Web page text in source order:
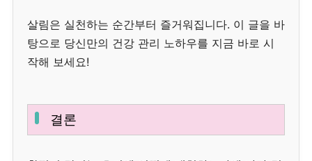
살림은 실천하는 순간부터 즐거워집니다. 이 글을 바
탕으로 당신만의 건강 관리 노하우를 지금 바로 시
작해 보세요!
결론